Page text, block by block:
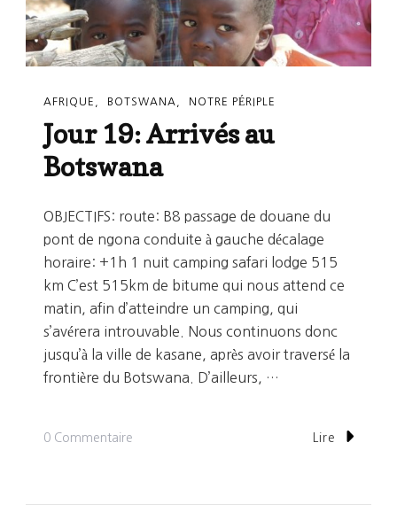
AFRIQUE BOTSWANA NOTRE PÉRIPLE
Jour 19: Arrivés au
Botswana
OBJECTIFS: route: B8 passage de douane du
pont de ngona conduite à gauche décalage
horaire: +1h 1 nuit camping safari lodge 515
km C’est 515km de bitume qui nous attend ce
matin, afin d’atteindre un camping, qui
s’avérera introuvable. Nous continuons donc
jusqu’à la ville de kasane, après avoir traversé la
frontière du Botswana. D’ailleurs, …
0 Commentaire Lire